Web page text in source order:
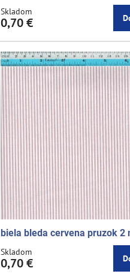
Skladom
0,70 €
biela bleda cervena pruzok 2
Skladom
0,70 €